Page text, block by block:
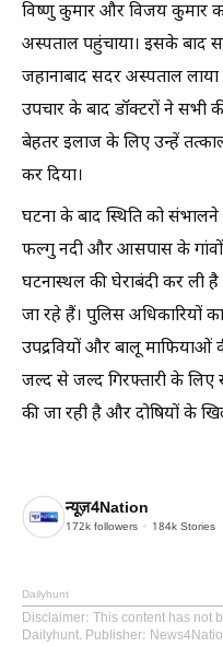
विष्णु कुमार और विजय कुमार
अस्पताल पहुंचाया। इसके बाद
जहानाबाद सदर अस्पताल
उपचार के बाद डॉक्टरों ने सभी
बेहतर इलाज के लिए उन्हें
कर दिया।
घटना के बाद स्थिति को
फल्गु नदी और आसपास के गांवों
घटनास्थल की घेराबंदी कर ली
जा रहे हैं। पुलिस अधिकारियों
उपद्रवियों और बालू माफियाओं
जल्द से जल्द गिरफ्तारी के लिए
की जा रही है और दोषियों के
न्यूज़4Nation
172k followers 184k Stories
Dailyhunt
Disclaimer: This content has not
Dailyhunt. Publisher: